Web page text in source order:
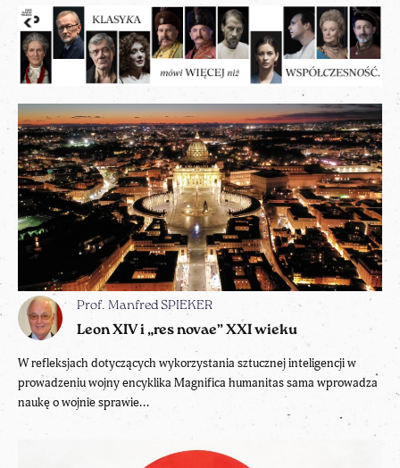
Prof. Manfred SPIEKER
Leon XIV i „res novae” XXI wieku
W refleksjach dotyczących wykorzystania sztucznej inteligencji w
prowadzeniu wojny encyklika Magnifica humanitas sama wprowadza
naukę o wojnie sprawie...